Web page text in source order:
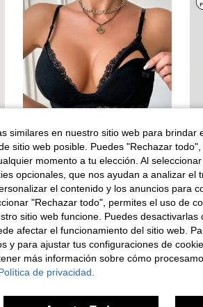
#eleganciadeencaje
Almacén UE Moonlight&Mama Sostén de lactancia con detalle de encaje de unicolor para maternidad
6,39€
similares en nuestro sitio web para brindar
sitio web posible. Puedes "Rechazar
momento a tu elección. Al seleccionar
opcionales, que nos ayudan a analizar el
el contenido y los anuncios para
"Rechazar todo", permites el uso de
sitio web funcione. Puedes desactivarlas
afectar el funcionamiento del sitio web.
y para ajustar tus configuraciones de
más información sobre cómo
de privacidad.